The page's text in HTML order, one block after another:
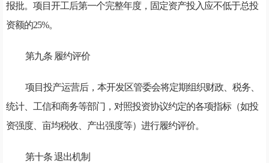
报批。项目开工后第一个完整年度，固定资产投入应不低于总投
资额的25%。
第九条 履约评价
项目投产运营后，本开发区管委会将定期组织财政、税务、
统计、工信和商务等部门，对照投资协议约定的各项指标（如投
资强度、亩均税收、产出强度等）进行履约评价。
第十条 退出机制